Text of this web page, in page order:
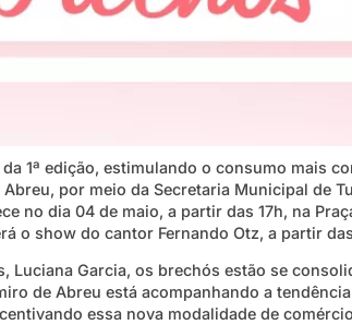
1ª edição, estimulando o consumo mais
por meio da Secretaria Municipal de
no dia 04 de maio, a partir das 17h, na
o show do cantor Fernando Otz, a partir
Luciana Garcia, os brechós estão se
de Abreu está acompanhando a
essa nova modalidade de